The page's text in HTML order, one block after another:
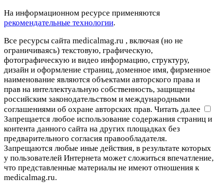
На информационном ресурсе применяются
рекомендательные технологии.
Все ресурсы сайта medicalmag.ru , включая (но не
ограничиваясь) текстовую, графическую,
фотографическую и видео информацию, структуру,
дизайн и оформление страниц, доменное имя, фирменное
наименование являются объектами авторского права и
прав на интеллектуальную собственность, защищены
российским законодательством и международными
соглашениями об охране авторских прав. Читать далее
Запрещается любое использование содержания страниц и
контента данного сайта на других площадках без
предварительного согласия правообладателя.
Запрещаются любые иные действия, в результате которых
у пользователей Интернета может сложиться впечатление,
что представленные материалы не имеют отношения к
medicalmag.ru.